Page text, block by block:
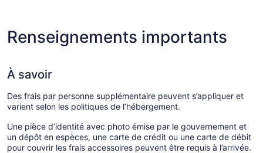
Renseignements importants
À savoir
Des frais par personne supplémentaire peuvent s’appliquer et
varient selon les politiques de l’hébergement.
Une pièce d’identité avec photo émise par le gouvernement et
un dépôt en espèces, une carte de crédit ou une carte de débit
pour couvrir les frais accessoires peuvent être requis à l’arrivée.